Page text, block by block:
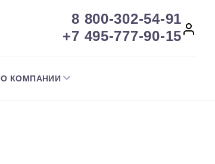
8 800-302-54-91
+7 495-777-90-15
О КОМПАНИИ